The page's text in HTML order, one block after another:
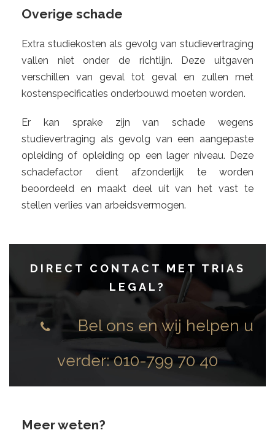
Overige schade
Extra studiekosten als gevolg van studievertraging
vallen niet onder de richtlijn. Deze uitgaven
verschillen van geval tot geval en zullen met
kostenspecificaties onderbouwd moeten worden.
Er kan sprake zijn van schade wegens
studievertraging als gevolg van een aangepaste
opleiding of opleiding op een lager niveau. Deze
schadefactor dient afzonderlijk te worden
beoordeeld en maakt deel uit van het vast te
stellen verlies van arbeidsvermogen.
DIRECT CONTACT MET TRIAS
LEGAL ?
Bel ons en wij helpen u
verder:010-799 70 40
Meer weten?